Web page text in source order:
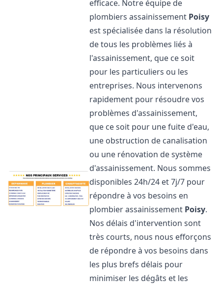
efficace. Notre équipe de
plombiers assainissement Poisy
est spécialisée dans la résolution
de tous les problèmes liés à
l'assainissement, que ce soit
pour les particuliers ou les
entreprises. Nous intervenons
rapidement pour résoudre vos
problèmes d'assainissement,
que ce soit pour une fuite d'eau,
une obstruction de canalisation
ou une rénovation de système
d'assainissement. Nous sommes
disponibles 24h/24 et 7j/7 pour
répondre à vos besoins en
plombier assainissement Poisy.
Nos délais d'intervention sont
très courts, nous nous efforçons
de répondre à vos besoins dans
les plus brefs délais pour
minimiser les dégâts et les